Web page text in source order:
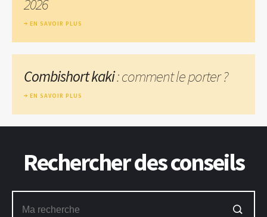
2026
EN SAVOIR PLUS
Combishort kaki: comment le porter ?
EN SAVOIR PLUS
Rechercher des conseils